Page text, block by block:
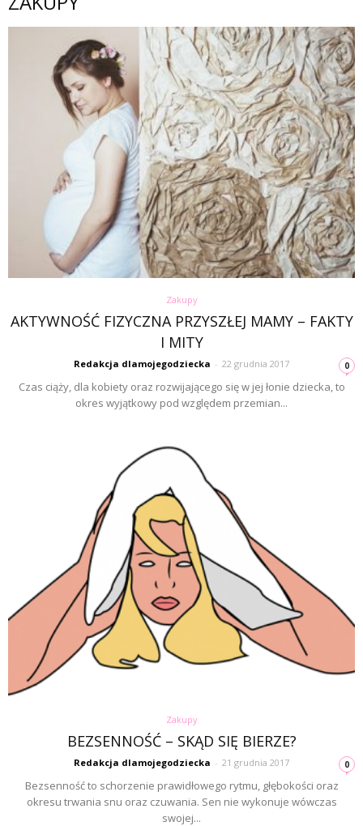
Zakupy
AKTYWNOŚĆ FIZYCZNA PRZYSZŁEJ MAMY – FAKTY
I MITY
Redakcja dlamojegodziecka - 22 grudnia 2017 0
Czas ciąży, dla kobiety oraz rozwijającego się w jej łonie dziecka, to
okres wyjątkowy pod względem przemian...
Zakupy
BEZSENNOŚĆ – SKĄD SIĘ BIERZE?
Redakcja dlamojegodziecka - 21 grudnia 2017 0
Bezsenność to schorzenie prawidłowego rytmu, głębokości oraz
okresu trwania snu oraz czuwania. Sen nie wykonuje wówczas
swojej...